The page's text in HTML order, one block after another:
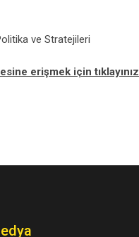
ve Stratejileri
erişmek için tıklayınız